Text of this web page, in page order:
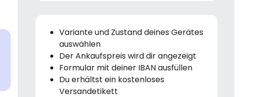
Variante und Zustand deines Gerätes
auswählen
Der Ankaufspreis wird dir angezeigt
Formular mit deiner IBAN ausfüllen
Du erhältst ein kostenloses
Versandetikett